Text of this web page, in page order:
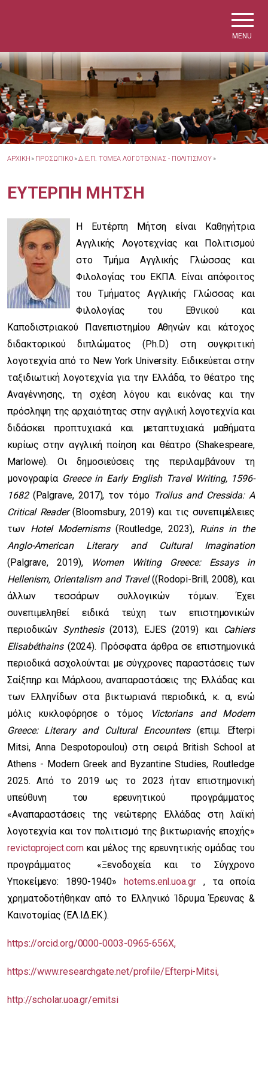
MENU
ΑΡΧΙΚΗ » ΠΡΟΣΩΠΙΚΟ »Δ.Ε.Π. ΤΟΜΕΑ ΛΟΓΟΤΕΧΝΙΑΣ - ΠΟΛΙΤΙΣΜΟΥ »
ΕΥΤΕΡΠΗ ΜΗΤΣΗ
Η Ευτέρπη Μήτση είναι Καθηγήτρια
Αγγλικής Λογοτεχνίας και Πολιτισμού
στο Τμήμα Αγγλικής Γλώσσας και
Φιλολογίας του ΕΚΠΑ. Είναι απόφοιτος
του Τμήματος Αγγλικής Γλώσσας και
Φιλολογίας του Εθνικού και
Καποδιστριακού Πανεπιστημίου Αθηνών και κάτοχος
διδακτορικού διπλώματος (Ph.D.) στη συγκριτική
λογοτεχνία από το New York University. Ειδικεύεται στην
ταξιδιωτική λογοτεχνία για την Ελλάδα, το θέατρο της
Αναγέννησης, τη σχέση λόγου και εικόνας και την
πρόσληψη της αρχαιότητας στην αγγλική λογοτεχνία και
διδάσκει προπτυχιακά και μεταπτυχιακά μαθήματα
κυρίως στην αγγλική ποίηση και θέατρο (Shakespeare,
Marlowe). Οι δημοσιεύσεις της περιλαμβάνουν τη
μονογραφία Greece in Early English Travel Writing, 1596-
1682(Palgrave, 2017), τον τόμο Troilus and Cressida: A
Critical Reader(Bloomsbury, 2019) και τις συνεπιμέλειες
τωνHotel Modernisms(Routledge, 2023), Ruins in the
Anglo-American Literary and Cultural Imagination
(Palgrave, 2019),
Women Writing Greece: Essays in
Hellenism, Orientalism and Travel((Rodopi-Brill, 2008), και
άλλων τεσσάρων συλλογικών τόμων. Έχει
συνεπιμεληθεί ειδικά τεύχη των επιστημονικών
περιοδικών Synthesis(2013), EJES (2019) και
Cahiers
Elisabéthains(2024). Πρόσφατα άρθρα σε επιστημονικά
περιοδικά ασχολούνται με σύγχρονες παραστάσεις των
Σαίξπηρ και Μάρλοου, αναπαραστάσεις της Ελλάδας και
των Ελληνίδων στα βικτωριανά περιοδικά, κ. α, ενώ
μόλις κυκλοφόρησε ο τόμος
Victorians and Modern
Greece: Literary and Cultural Encounters(επιμ. Efterpi
Mitsi, Anna Despotopoulou) στη σειρά British School at
Athens - Modern Greek and Byzantine Studies, Routledge
2025. Από το 2019 ως το 2023 ήταν επιστημονική
υπεύθυνη του ερευνητικού προγράμματος
«Αναπαραστάσεις της νεώτερης Ελλάδας στη λαϊκή
λογοτεχνία και τον πολιτισμό της βικτωριανής εποχής»
revictoproject.comκαι μέλος της ερευνητικής ομάδας του
προγράμματος «Ξενοδοχεία και το Σύγχρονο
Υποκείμενο: 1890-1940»hotems.enl.uoa.gr, τα οποία
χρηματοδοτήθηκαν από το Ελληνικό Ίδρυμα Έρευνας &
Καινοτομίας (ΕΛ.ΙΔ.ΕΚ.).
https://orcid.org/0000-0003-0965-656X,
https://www.researchgate.net/profile/Efterpi-Mitsi,
http://scholar.uoa.gr/emitsi